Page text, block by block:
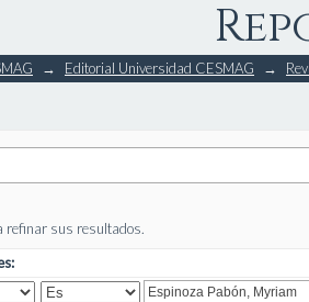
→ Editorial Universidad CESMAG →
refinar sus resultados.